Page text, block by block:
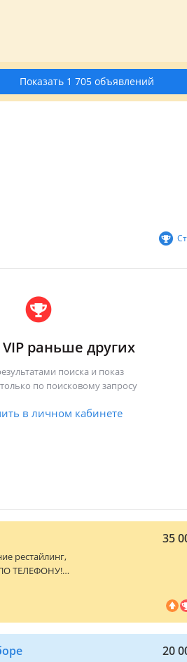
Показать 1 705 объявлений
VIP раньше других
поиска и показ
по поисковому запросу
в личном кабинете
35
рестайлинг,
ТЕЛЕФОНУ!
нет в наличии,
по регионам.
20